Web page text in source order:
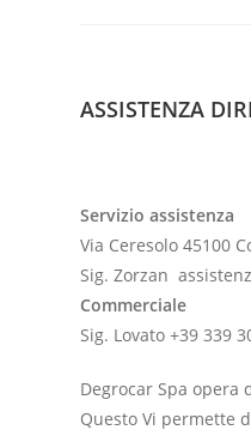
ASSISTENZA
Servizio assistenza
Via Ceresolo 45100
Sig. Zorzan
Commerciale
Sig. Lovato +39 339
Degrocar Spa opera
Questo Vi permette